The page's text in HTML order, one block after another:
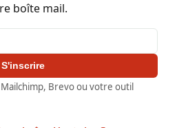
boîte mail.
S'inscrire
Brevo ou votre outil